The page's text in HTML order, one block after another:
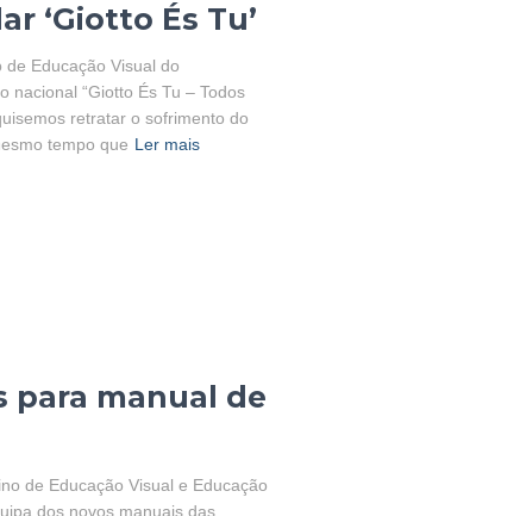
‘Giotto És Tu’
Educação Visual do
nacional “Giotto És Tu – Todos
retratar o sofrimento do
tempo que Ler mais
para manual de
de Educação Visual e Educação
dos novos manuais das